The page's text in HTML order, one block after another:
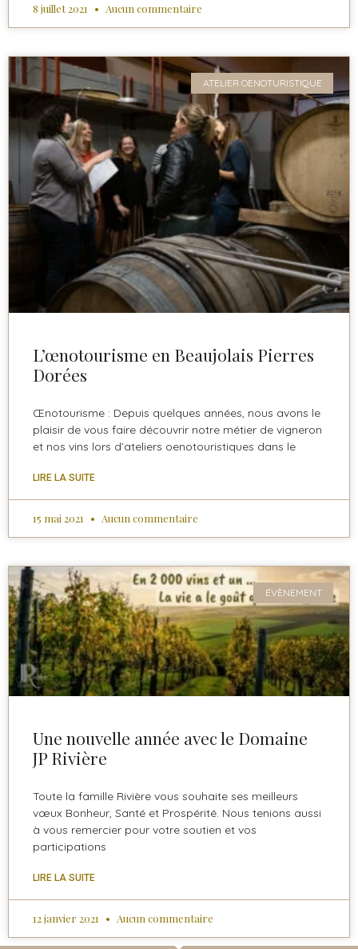
8 juillet 2021 Aucun commentaire
ATELIER OENOTURISTIQUE
L’œnotourisme en Beaujolais Pierres
Dorées
Œnotourisme : Depuis quelques années, nous avons le
plaisir de vous faire découvrir notre métier de vigneron
et nos vins lors d’ateliers oenotouristiques dans le
LIRE LA SUITE
15 mai 2021 Aucun commentaire
ÉVÈNEMENT
Une nouvelle année avec le Domaine
JP Rivière
Toute la famille Rivière vous souhaite ses meilleurs
vœux Bonheur, Santé et Prospérité. Nous tenions aussi
à vous remercier pour votre soutien et vos
participations
LIRE LA SUITE
12 janvier 2021 Aucun commentaire